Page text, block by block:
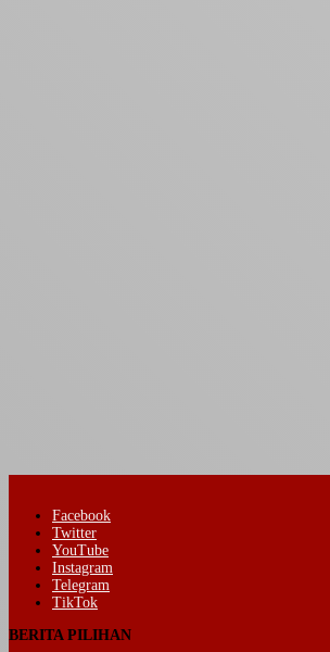
Facebook
Twitter
YouTube
Instagram
Telegram
TikTok
BERITA PILIHAN